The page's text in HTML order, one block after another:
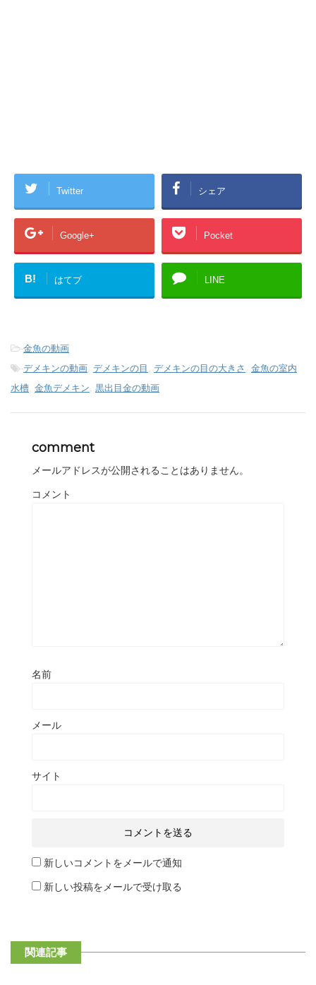
Twitter シェア
Google+ Pocket
B! はてブ LINE
-金魚の動画
-デメキンの動画, デメキンの目 , デメキンの目の大きさ , 金魚の室内
水槽, 金魚デメキン, 黒出目金の動画
comment
メールアドレスが公開されることはありません。
コメント
名前
メール
サイト
新しいコメントをメールで通知
新しい投稿をメールで受け取る
関連記事